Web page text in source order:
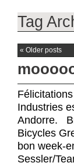
Tag
« Older posts
Industries
Andorre.
Bicycles
bon week-
Sessler/